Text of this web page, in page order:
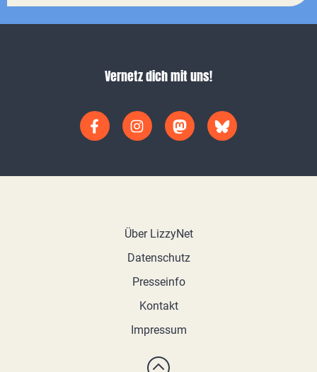
Vernetz dich mit uns!
Über LizzyNet
Datenschutz
Presseinfo
Kontakt
Impressum